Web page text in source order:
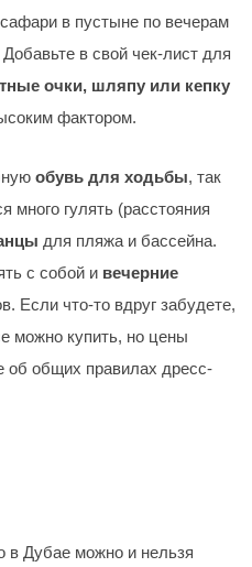
в пустыне по вечерам
в свой чек-лист для
очки, шляпу или кепку
фактором.
обувь для ходьбы, так
много гулять (расстояния
для пляжа и бассейна.
с собой и вечерние
Если что-то вдруг забудете,
можно купить, но цены
об общих правилах дресс-
в Дубае можно и нельзя